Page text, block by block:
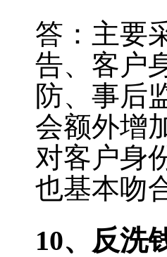
答：主要
告、客户
防、事后
会额外增
对客户身
也基本吻
10、反洗